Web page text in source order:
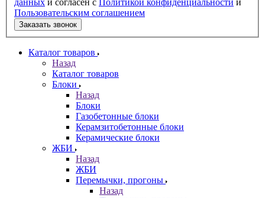
данных и согласен с Политикой конфиденциальности и
Пользовательским соглашением
Заказать звонок
Каталог товаров
Назад
Каталог товаров
Блоки
Назад
Блоки
Газобетонные блоки
Керамзитобетонные блоки
Керамические блоки
ЖБИ
Назад
ЖБИ
Перемычки, прогоны
Назад